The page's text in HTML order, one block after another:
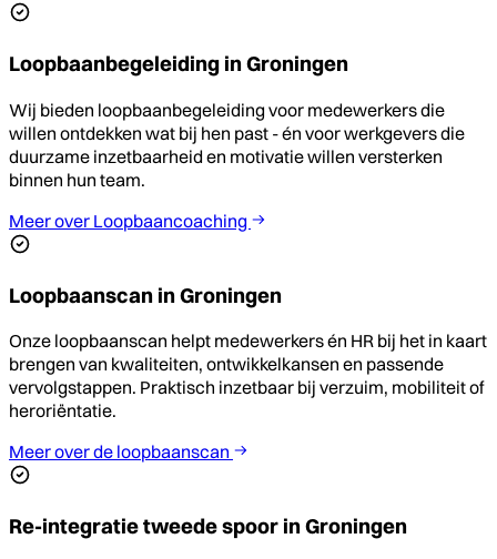
Loopbaanbegeleiding in Groningen
Wij bieden loopbaanbegeleiding voor medewerkers die
willen ontdekken wat bij hen past - én voor werkgevers die
duurzame inzetbaarheid en motivatie willen versterken
binnen hun team.
Meer over Loopbaancoaching
Loopbaanscan in Groningen
Onze loopbaanscan helpt medewerkers én HR bij het in kaart
brengen van kwaliteiten, ontwikkelkansen en passende
vervolgstappen. Praktisch inzetbaar bij verzuim, mobiliteit of
heroriëntatie.
Meer over de loopbaanscan
Re-integratie tweede spoor in Groningen